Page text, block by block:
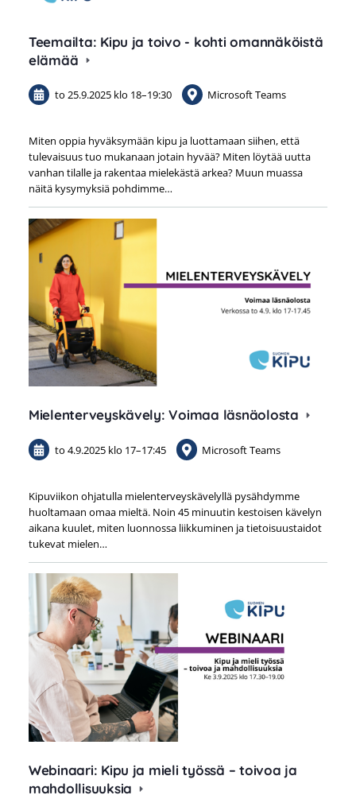
Teemailta: Kipu ja toivo - kohti omannäköistä
elämää
to 25.9.2025 klo 18–19:30 Microsoft Teams
Miten oppia hyväksymään kipu ja luottamaan siihen, että
tulevaisuus tuo mukanaan jotain hyvää? Miten löytää uutta
vanhan tilalle ja rakentaa mielekästä arkea? Muun muassa
näitä kysymyksiä pohdimme…
Mielenterveyskävely: Voimaa läsnäolosta
to 4.9.2025 klo 17–17:45 Microsoft Teams
Kipuviikon ohjatulla mielenterveyskävelyllä pysähdymme
huoltamaan omaa mieltä. Noin 45 minuutin kestoisen kävelyn
aikana kuulet, miten luonnossa liikkuminen ja tietoisuustaidot
tukevat mielen…
Webinaari: Kipu ja mieli työssä – toivoa ja
mahdollisuuksia